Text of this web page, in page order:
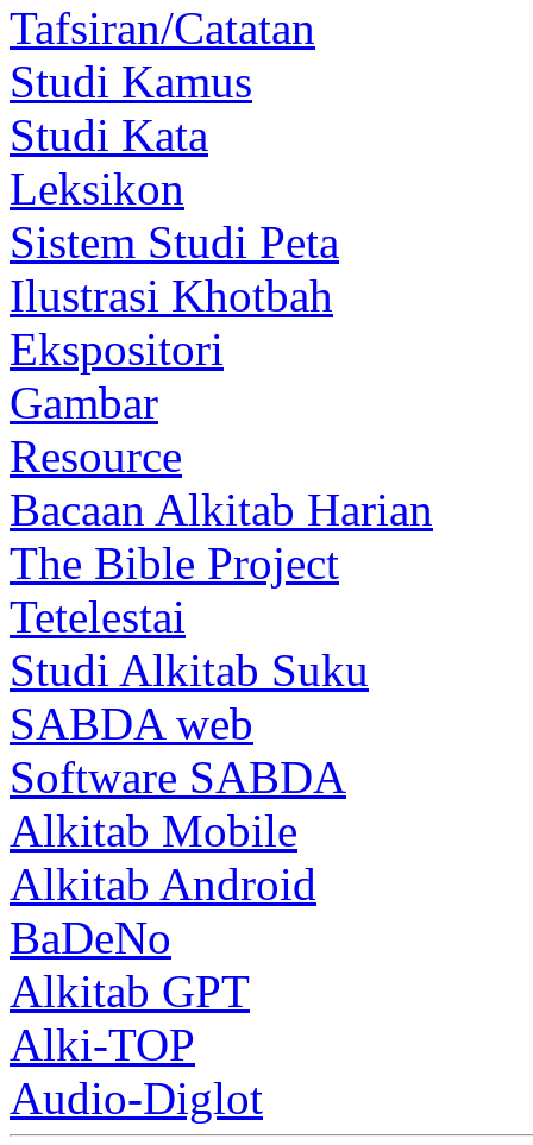
Tafsiran/Catatan
Studi Kamus
Studi Kata
Leksikon
Sistem Studi Peta
Ilustrasi Khotbah
Ekspositori
Gambar
Resource
Bacaan Alkitab Harian
The Bible Project
Tetelestai
Studi Alkitab Suku
SABDA web
Software SABDA
Alkitab Mobile
Alkitab Android
BaDeNo
Alkitab GPT
Alki-TOP
Audio-Diglot